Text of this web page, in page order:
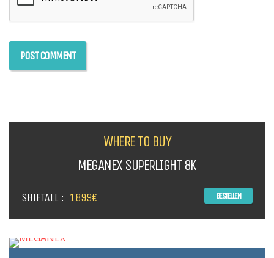
WHERE TO BUY
MEGANEX SUPERLIGHT 8K
SHIFTALL : 1899€ BESTELLEN